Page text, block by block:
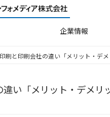
企業情報
ご挨拶
沿革
製品検索
ラベラー
人権方針
品質方針
刷と印刷会社の違い「メリット・デ
い「メリット・デメリ